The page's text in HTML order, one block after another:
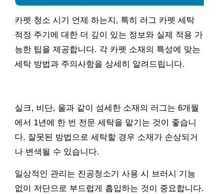
카펫 청소 시기 언제 하는지, 특히 러그 카펫 세탁
적정 주기에 대한 더 깊이 있는 정보와 실제 적용 가
능한 팁을 제공합니다. 각 카펫 소재의 특성에 맞는
세탁 방법과 주의사항을 상세히 알려드립니다.
실크, 비단, 울과 같이 섬세한 소재의 러그는 6개월
에서 1년에 한 번 전문 세탁을 맡기는 것이 좋습니
다. 잘못된 방법으로 세탁할 경우 소재가 손상되거
나 변색될 수 있습니다.
일상적인 관리는 진공청소기 사용 시 브러시 기능
없이 저단으로 부드럽게 흡입하는 것이 중요합니다.